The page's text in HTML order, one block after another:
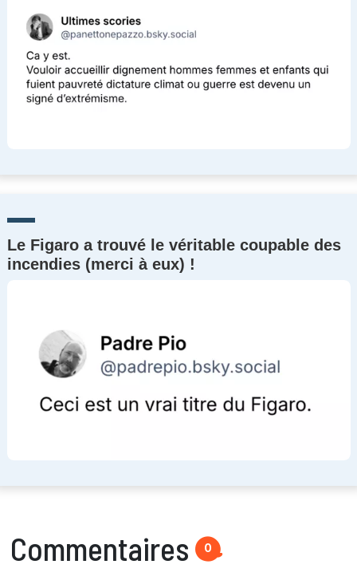
Le Figaro a trouvé le véritable coupable des
incendies (merci à eux) !
Commentaires 0